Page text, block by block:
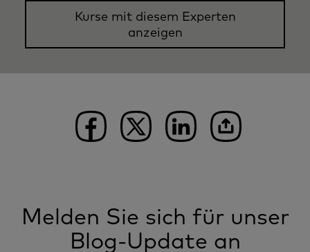
Kurse mit diesem Experten
anzeigen
Melden Sie sich für unser
Blog-Update an